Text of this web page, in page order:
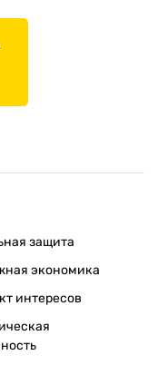
защита
экономика
интересов